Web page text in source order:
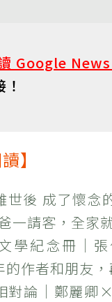
Google
】
後 成了懷念
一請客，全家
學紀念冊｜張
的作者和朋友，
論｜鄭麗卿